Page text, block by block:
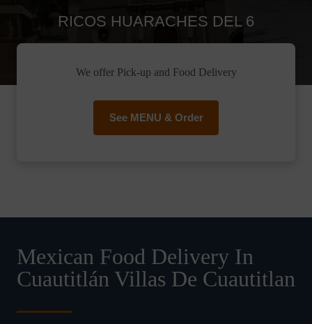
RICOS HUARACHES DEL 6
We offer Pick-up and Food Delivery
See MENU & Order
Mexican Food Delivery In
Cuautitlán Villas De Cuautitlan